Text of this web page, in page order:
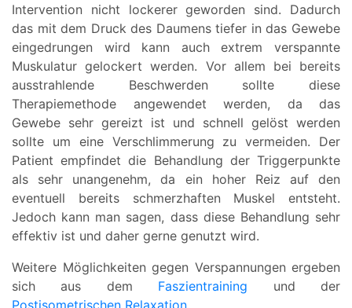
Intervention nicht lockerer geworden sind. Dadurch
das mit dem Druck des Daumens tiefer in das Gewebe
eingedrungen wird kann auch extrem verspannte
Muskulatur gelockert werden. Vor allem bei bereits
ausstrahlende Beschwerden sollte diese
Therapiemethode angewendet werden, da das
Gewebe sehr gereizt ist und schnell gelöst werden
sollte um eine Verschlimmerung zu vermeiden. Der
Patient empfindet die Behandlung der Triggerpunkte
als sehr unangenehm, da ein hoher Reiz auf den
eventuell bereits schmerzhaften Muskel entsteht.
Jedoch kann man sagen, dass diese Behandlung sehr
effektiv ist und daher gerne genutzt wird.
Weitere Möglichkeiten gegen Verspannungen ergeben
sich aus dem Faszientraining und der